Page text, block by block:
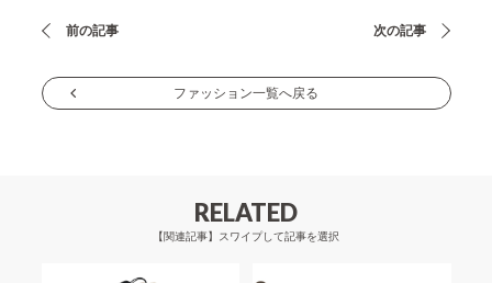
投
ナ
前の記事 次の記事
ファッション一覧へ戻る
RELATED
【関連記事】スワイプして記事を選択